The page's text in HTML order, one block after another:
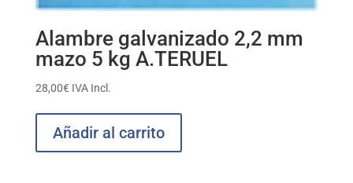
Alambre galvanizado 2,2 mm
mazo 5 kg A.TERUEL
28,00€ IVA Incl.
Añadir al carrito